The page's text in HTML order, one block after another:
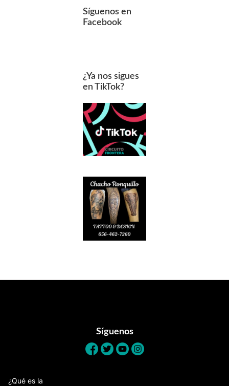
Síguenos en
Facebook
¿Ya nos sigues
en TikTok?
Síguenos
¿Qué es la